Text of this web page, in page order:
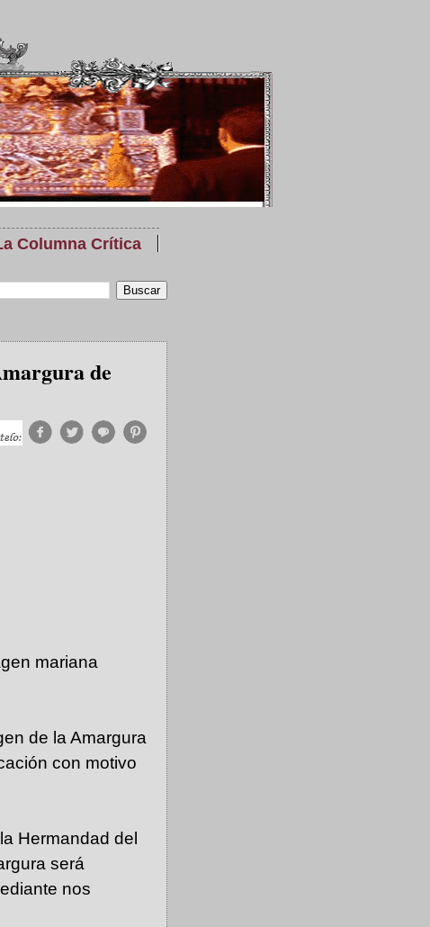
Columna Crítica
de
mariana
de la Amargura
con motivo
Hermandad del
será
nos